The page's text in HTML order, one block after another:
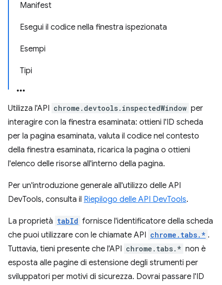
Manifest
Esegui il codice nella finestra ispezionata
Esempi
Tipi
Utilizza l'API chrome.devtools.inspectedWindow per
interagire con la finestra esaminata: ottieni l'ID scheda
per la pagina esaminata, valuta il codice nel contesto
della finestra esaminata, ricarica la pagina o ottieni
l'elenco delle risorse all'interno della pagina.
Per un'introduzione generale all'utilizzo delle API
DevTools, consulta il Riepilogo delle API DevTools.
La proprietà tabId fornisce l'identificatore della scheda
che puoi utilizzare con le chiamate API chrome.tabs.* .
Tuttavia, tieni presente che l'API chrome.tabs.* non è
esposta alle pagine di estensione degli strumenti per
sviluppatori per motivi di sicurezza. Dovrai passare l'ID